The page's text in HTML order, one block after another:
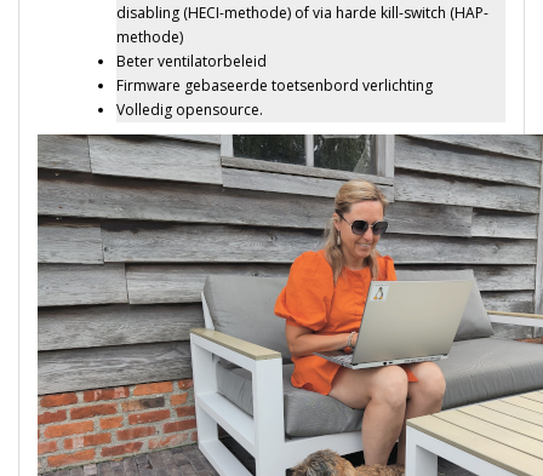
disabling (HECI-methode) of via harde kill-switch (HAP-
methode)
Beter ventilatorbeleid
Firmware gebaseerde toetsenbord verlichting
Volledig opensource.